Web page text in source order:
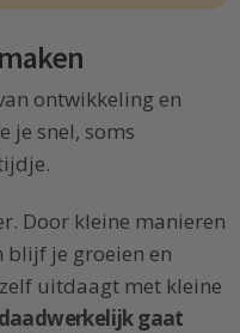
ontwikkeling en
je snel, soms
Door kleine manieren
blijf je groeien en
uitdaagt met kleine
gaat